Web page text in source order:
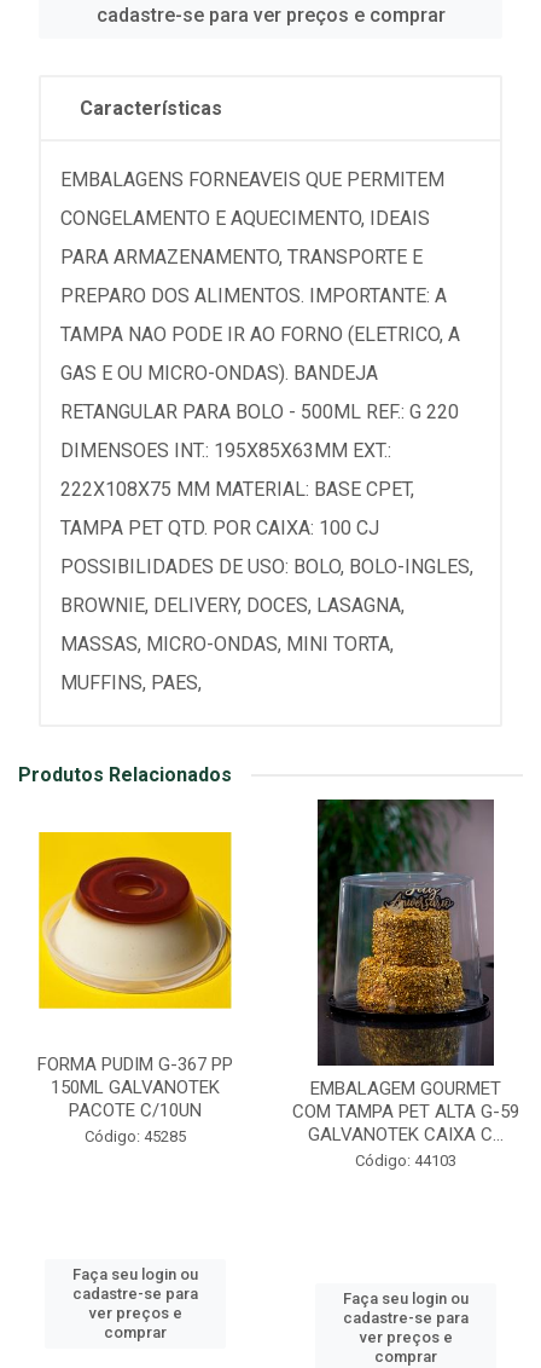
cadastre-se para ver preços e comprar
Características
EMBALAGENS FORNEAVEIS QUE PERMITEM
CONGELAMENTO E AQUECIMENTO, IDEAIS
PARA ARMAZENAMENTO, TRANSPORTE E
PREPARO DOS ALIMENTOS. IMPORTANTE: A
TAMPA NAO PODE IR AO FORNO (ELETRICO, A
GAS E OU MICRO-ONDAS). BANDEJA
RETANGULAR PARA BOLO - 500ML REF.: G 220
DIMENSOES INT.: 195X85X63MM EXT.:
222X108X75 MM MATERIAL: BASE CPET,
TAMPA PET QTD. POR CAIXA: 100 CJ
POSSIBILIDADES DE USO: BOLO, BOLO-INGLES,
BROWNIE, DELIVERY, DOCES, LASAGNA,
MASSAS, MICRO-ONDAS, MINI TORTA,
MUFFINS, PAES,
Produtos Relacionados
FORMA PUDIM G-367 PP
150ML GALVANOTEK
PACOTE C/10UN
Código: 45285
Faça seu login ou
cadastre-se para
ver preços e
comprar
EMBALAGEM GOURMET
COM TAMPA PET ALTA G-59
GALVANOTEK CAIXA C...
Código: 44103
Faça seu login ou
cadastre-se para
ver preços e
comprar